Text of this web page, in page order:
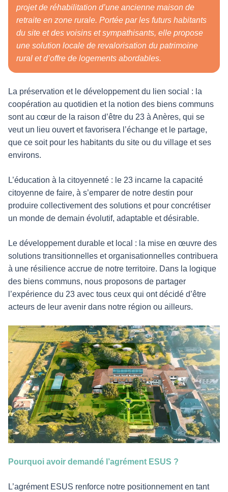
projet de réhabilitation d’une ancienne maison de
retraite en zone rurale. Portée par les futurs habitants
du site et des voisins et sympathisants, elle propose
une solution locale de revalorisation du patrimoine
rural et d’offre de logements abordables.
La préservation et le développement du lien social : la
coopération au quotidien et la notion des biens communs
sont au cœur de la raison d’être du 23 à Anères, qui se
veut un lieu ouvert et favorisera l’échange et le partage,
que ce soit pour les habitants du site ou du village et ses
environs.
L’éducation à la citoyenneté : le 23 incarne la capacité
citoyenne de faire, à s’emparer de notre destin pour
produire collectivement des solutions et pour concrétiser
un monde de demain évolutif, adaptable et désirable.
Le développement durable et local : la mise en œuvre des
solutions transitionnelles et organisationnelles contribuera
à une résilience accrue de notre territoire. Dans la logique
des biens communs, nous proposons de partager
l’expérience du 23 avec tous ceux qui ont décidé d’être
acteurs de leur avenir dans notre région ou ailleurs.
Pourquoi avoir demandé l’agrément ESUS ?
L’agrément ESUS renforce notre positionnement en tant